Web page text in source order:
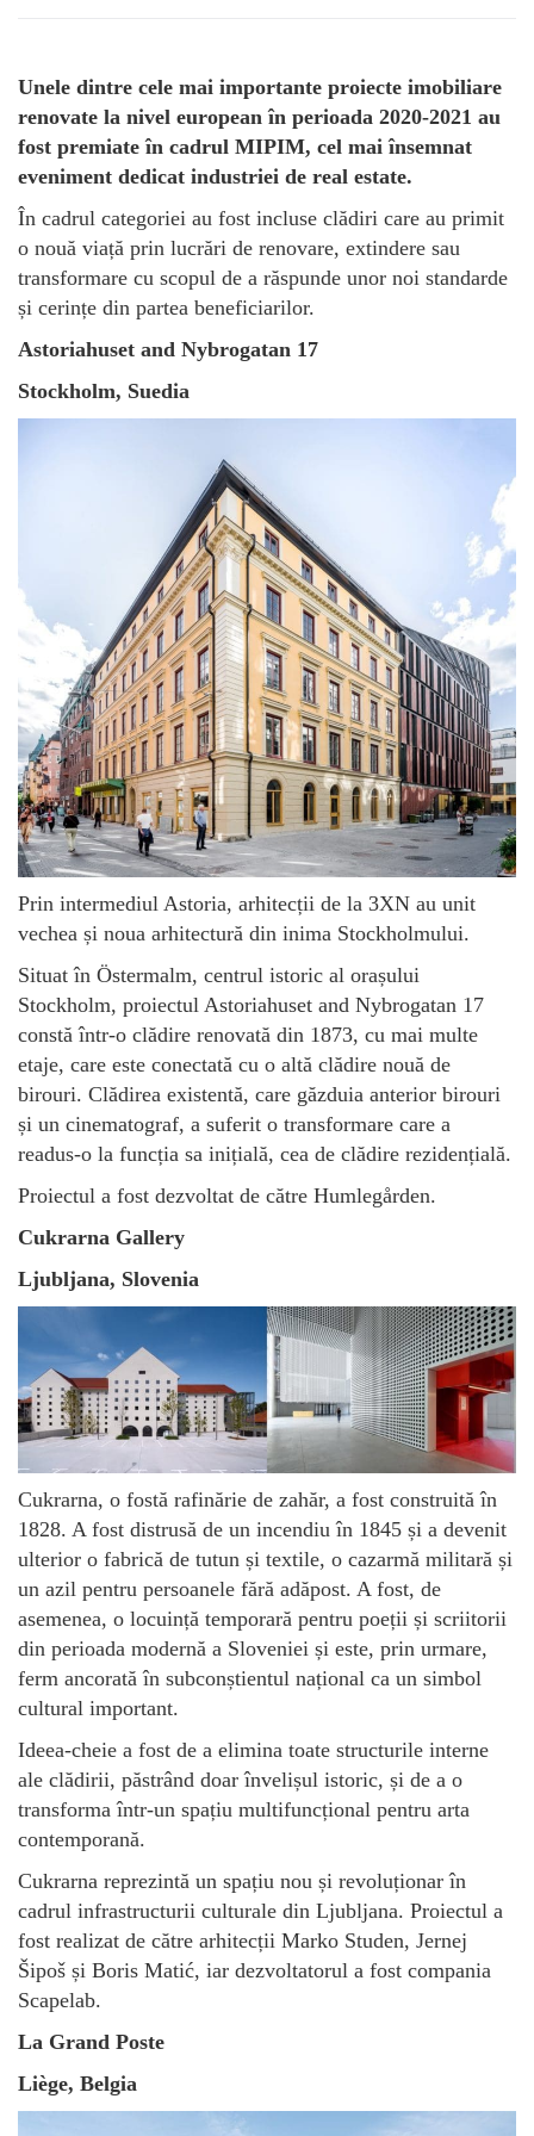
Unele dintre cele mai importante proiecte imobiliare
renovate la nivel european în perioada 2020-2021 au
fost premiate în cadrul MIPIM, cel mai însemnat
eveniment dedicat industriei de real estate.
În cadrul categoriei au fost incluse clădiri care au primit
o nouă viață prin lucrări de renovare, extindere sau
transformare cu scopul de a răspunde unor noi standarde
și cerințe din partea beneficiarilor.
Astoriahuset and Nybrogatan 17
Stockholm, Suedia
Prin intermediul Astoria, arhitecții de la 3XN au unit
vechea și noua arhitectură din inima Stockholmului.
Situat în Östermalm, centrul istoric al orașului
Stockholm, proiectul Astoriahuset and Nybrogatan 17
constă într-o clădire renovată din 1873, cu mai multe
etaje, care este conectată cu o altă clădire nouă de
birouri. Clădirea existentă, care găzduia anterior birouri
și un cinematograf, a suferit o transformare care a
readus-o la funcția sa inițială, cea de clădire rezidențială.
Proiectul a fost dezvoltat de către Humlegården.
Cukrarna Gallery
Ljubljana, Slovenia
Cukrarna, o fostă rafinărie de zahăr, a fost construită în
1828. A fost distrusă de un incendiu în 1845 și a devenit
ulterior o fabrică de tutun și textile, o cazarmă militară și
un azil pentru persoanele fără adăpost. A fost, de
asemenea, o locuință temporară pentru poeții și scriitorii
din perioada modernă a Sloveniei și este, prin urmare,
ferm ancorată în subconștientul național ca un simbol
cultural important.
Ideea-cheie a fost de a elimina toate structurile interne
ale clădirii, păstrând doar învelișul istoric, și de a o
transforma într-un spațiu multifuncțional pentru arta
contemporană.
Cukrarna reprezintă un spațiu nou și revoluționar în
cadrul infrastructurii culturale din Ljubljana. Proiectul a
fost realizat de către arhitecții Marko Studen, Jernej
Šipoš și Boris Matić, iar dezvoltatorul a fost compania
Scapelab.
La Grand Poste
Liège, Belgia